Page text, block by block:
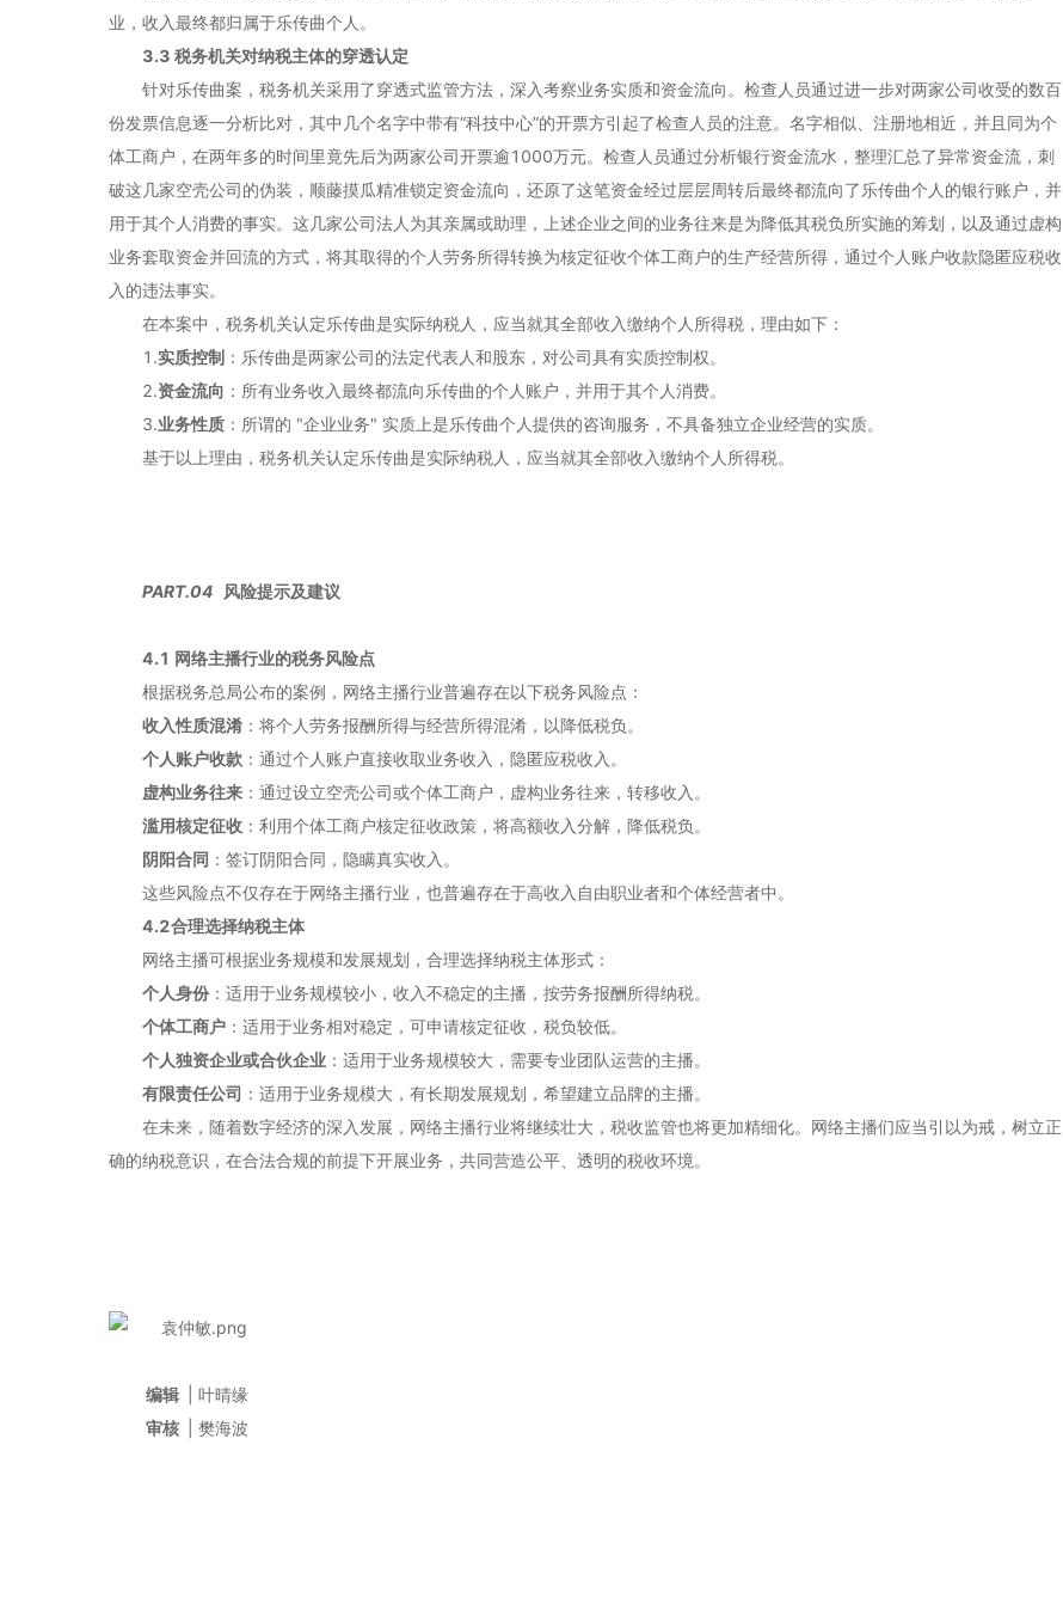
业，收入最终都归属于乐传曲个人。
3.3 税务机关对纳税主体的穿透认定
针对乐传曲案，税务机关采用了穿透式监管方法，深入考察业务实质和资金流向。检查人员通过进一步对两家公司收受的数百
份发票信息逐一分析比对，其中几个名字中带有“科技中心”的开票方引起了检查人员的注意。名字相似、注册地相近，并且同为个
体工商户，在两年多的时间里竟先后为两家公司开票逾1000万元。检查人员通过分析银行资金流水，整理汇总了异常资金流，刺
破这几家空壳公司的伪装，顺藤摸瓜精准锁定资金流向，还原了这笔资金经过层层周转后最终都流向了乐传曲个人的银行账户，并
用于其个人消费的事实。这几家公司法人为其亲属或助理，上述企业之间的业务往来是为降低其税负所实施的筹划，以及通过虚构
业务套取资金并回流的方式，将其取得的个人劳务所得转换为核定征收个体工商户的生产经营所得，通过个人账户收款隐匿应税收
入的违法事实。
在本案中，税务机关认定乐传曲是实际纳税人，应当就其全部收入缴纳个人所得税，理由如下：
1.实质控制 ：乐传曲是两家公司的法定代表人和股东，对公司具有实质控制权。
2.资金流向 ：所有业务收入最终都流向乐传曲的个人账户，并用于其个人消费。
3.业务性质：所谓的 "企业业务" 实质上是乐传曲个人提供的咨询服务，不具备独立企业经营的实质。
基于以上理由，税务机关认定乐传曲是实际纳税人，应当就其全部收入缴纳个人所得税。
PART.04 风险提示及建议
4.1 网络主播行业的税务风险点
根据税务总局公布的案例，网络主播行业普遍存在以下税务风险点：
收入性质混淆：将个人劳务报酬所得与经营所得混淆，以降低税负。
个人账户收款：通过个人账户直接收取业务收入，隐匿应税收入。
虚构业务往来：通过设立空壳公司或个体工商户，虚构业务往来，转移收入。
滥用核定征收：利用个体工商户核定征收政策，将高额收入分解，降低税负。
阴阳合同 ：签订阴阳合同，隐瞒真实收入。
这些风险点不仅存在于网络主播行业，也普遍存在于高收入自由职业者和个体经营者中。
4.2合理选择纳税主体
网络主播可根据业务规模和发展规划，合理选择纳税主体形式：
个人身份：适用于业务规模较小，收入不稳定的主播，按劳务报酬所得纳税。
个体工商户：适用于业务相对稳定，可申请核定征收，税负较低。
个人独资企业或合伙企业：适用于业务规模较大，需要专业团队运营的主播。
有限责任公司 ：适用于业务规模大，有长期发展规划，希望建立品牌的主播。
在未来，随着数字经济的深入发展，网络主播行业将继续壮大，税收监管也将更加精细化。网络主播们应当引以为戒，树立正
确的纳税意识，在合法合规的前提下开展业务，共同营造公平、透明的税收环境。
编辑
| 叶晴缘
审核
| 樊海波